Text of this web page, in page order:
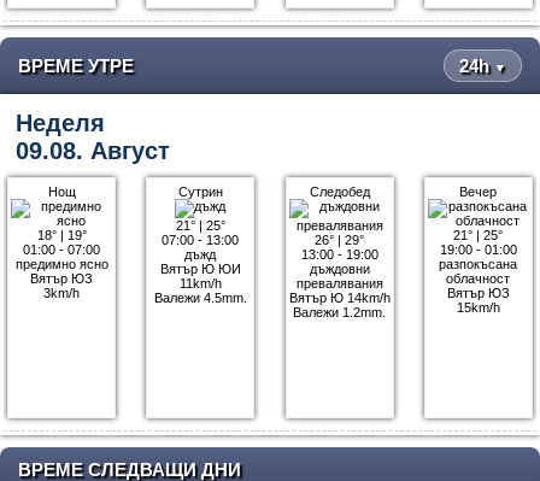
ВРЕМЕ УТРЕ 24h ▼
Неделя
09.08. Август
Нощ
18°| 19°
01:00 - 07:00
предимно ясно
Вятър ЮЗ
3km/h
Сутрин
21°| 25°
07:00 - 13:00
дъжд
Вятър Ю ЮИ
11km/h
Валежи 4.5mm.
Следобед
26° |29°
13:00 - 19:00
дъждовни
превалявания
Вятър Ю 14km/h
Валежи 1.2mm.
Вечер
21° |25°
19:00 - 01:00
разпокъсана
облачност
Вятър ЮЗ
15km/h
ВРЕМЕ СЛЕДВАЩИ ДНИ